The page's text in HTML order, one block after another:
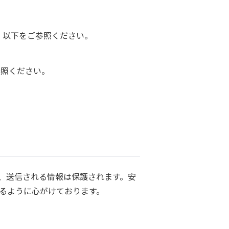
下をご参照ください。
ください。
送信される情報は保護されます。安
うに心がけております。